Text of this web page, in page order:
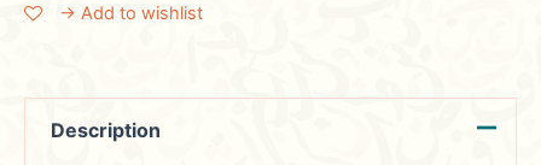
→ Add to wishlist
Description